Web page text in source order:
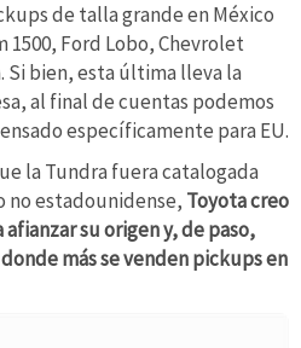
de talla grande en México
1500, Ford Lobo, Chevrolet
Si bien, esta última lleva la
al final de cuentas podemos
específicamente para EU.
la Tundra fuera catalogada
no estadounidense, Toyota creo
su origen y, de paso,
más se venden pickups en